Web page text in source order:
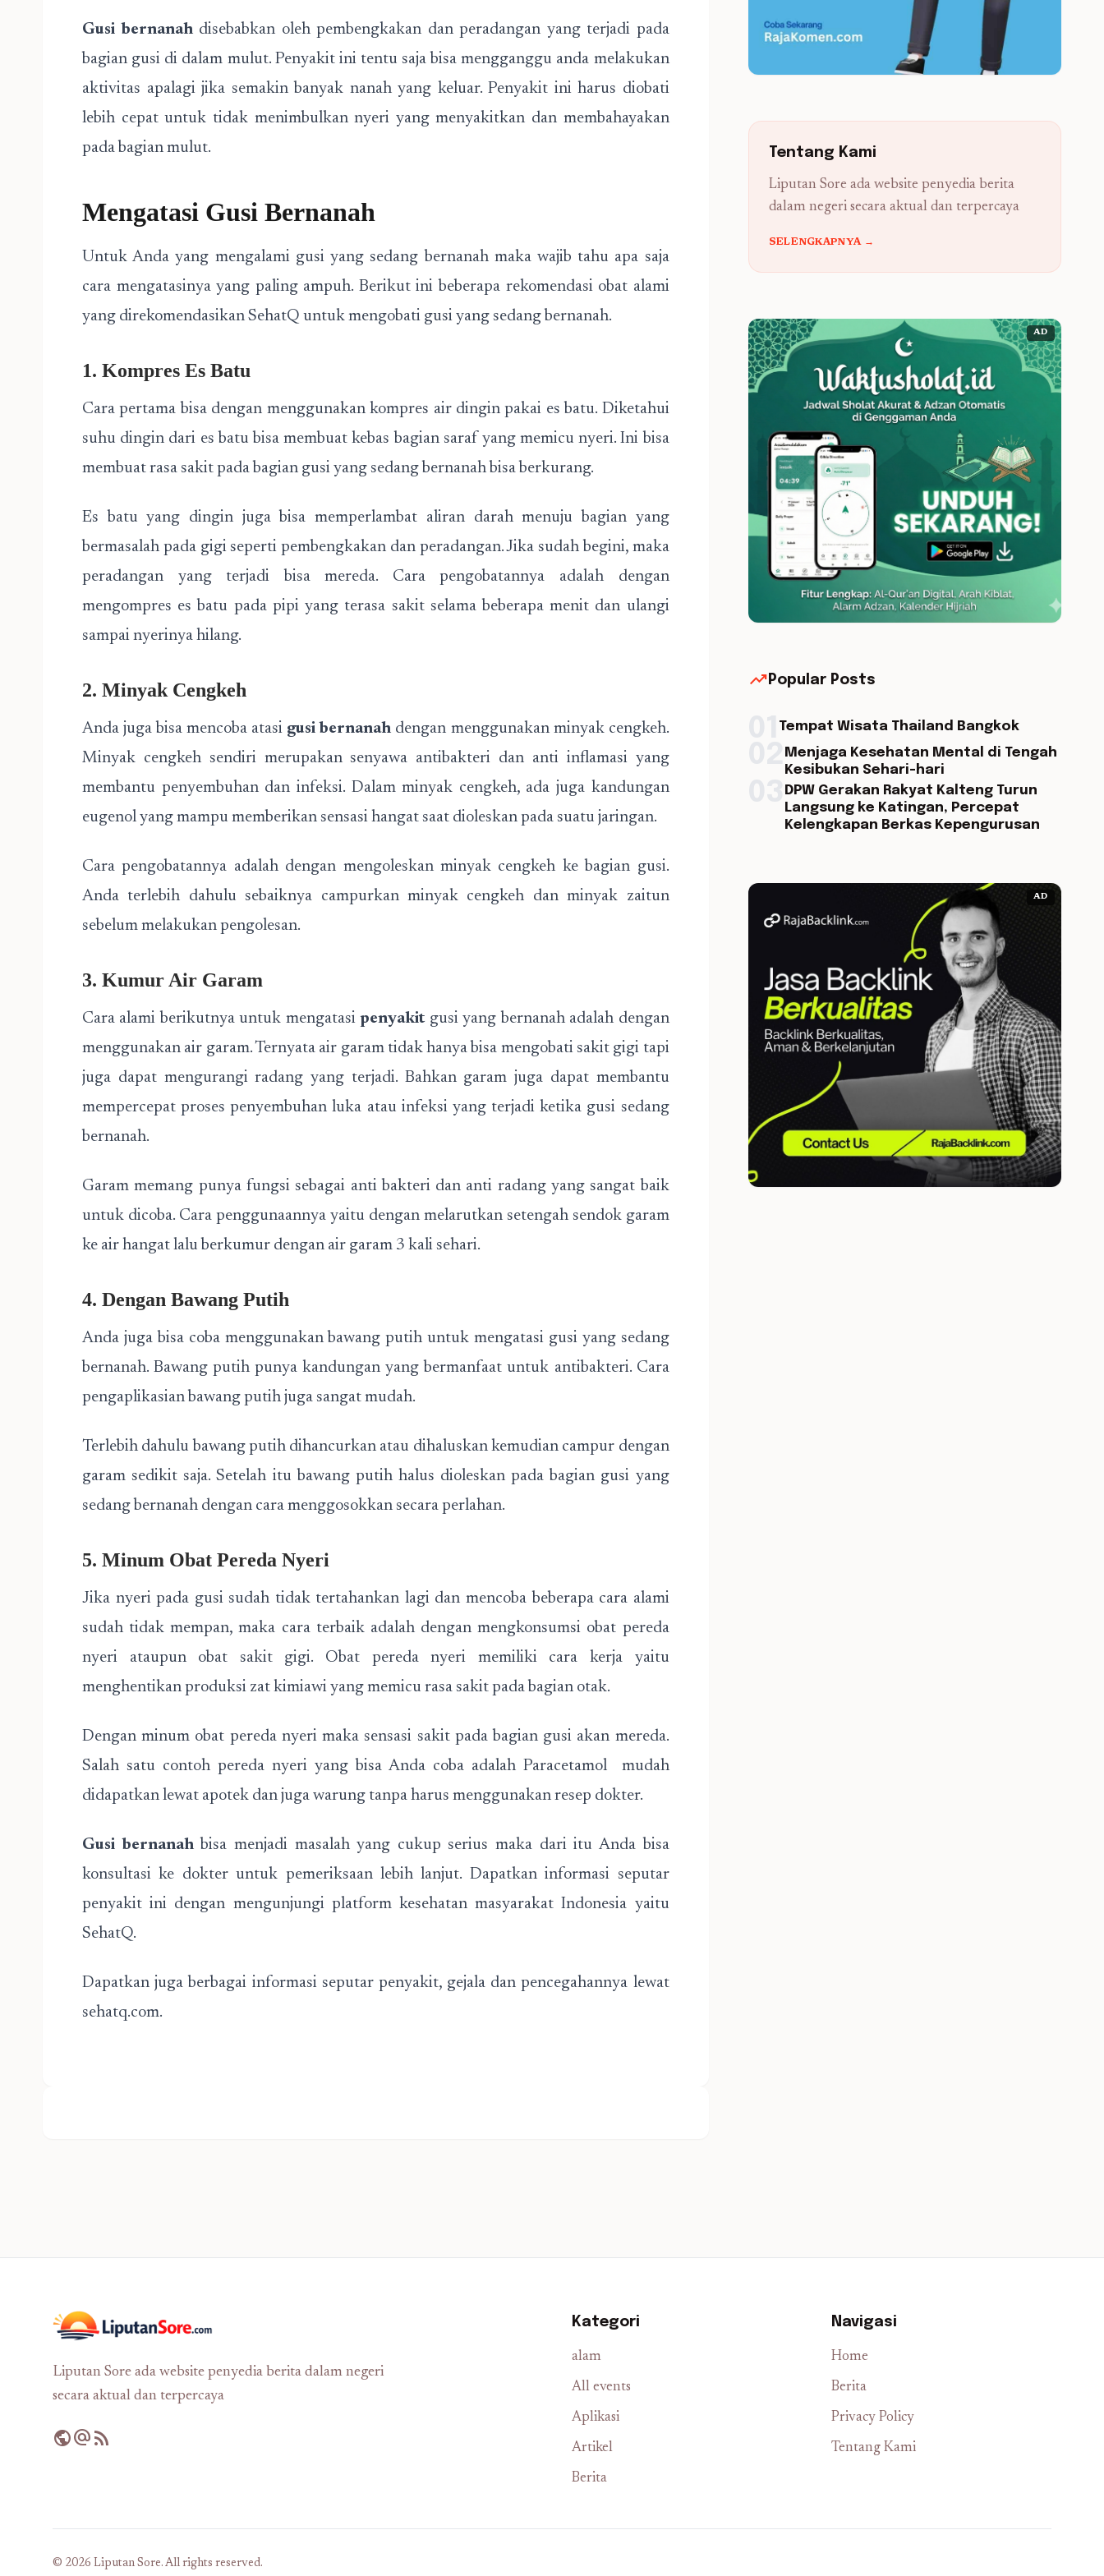
Gusi bernanahdisebabkan oleh pembengkakan dan peradangan yang terjadi pada
bagian gusi di dalam mulut. Penyakit ini tentu saja bisa mengganggu anda melakukan
aktivitas apalagi jika semakin banyak nanah yang keluar. Penyakit ini harus diobati
lebih cepat untuk tidak menimbulkan nyeri yang menyakitkan dan membahayakan
pada bagian mulut.
Mengatasi Gusi Bernanah
Untuk Anda yang mengalami gusi yang sedang bernanah maka wajib tahu apa saja
cara mengatasinya yang paling ampuh. Berikut ini beberapa rekomendasi obat alami
yang direkomendasikan SehatQ untuk mengobati gusi yang sedang bernanah.
1. Kompres Es Batu
Cara pertama bisa dengan menggunakan kompres air dingin pakai es batu. Diketahui
suhu dingin dari es batu bisa membuat kebas bagian saraf yang memicu nyeri. Ini bisa
membuat rasa sakit pada bagian gusi yang sedang bernanah bisa berkurang.
Es batu yang dingin juga bisa memperlambat aliran darah menuju bagian yang
bermasalah pada gigi seperti pembengkakan dan peradangan. Jika sudah begini, maka
peradangan yang terjadi bisa mereda. Cara pengobatannya adalah dengan
mengompres es batu pada pipi yang terasa sakit selama beberapa menit dan ulangi
sampai nyerinya hilang.
2. Minyak Cengkeh
Anda juga bisa mencoba atasi gusi bernanah dengan menggunakan minyak cengkeh.
Minyak cengkeh sendiri merupakan senyawa antibakteri dan anti inflamasi yang
membantu penyembuhan dan infeksi. Dalam minyak cengkeh, ada juga kandungan
eugenol yang mampu memberikan sensasi hangat saat dioleskan pada suatu jaringan.
Cara pengobatannya adalah dengan mengoleskan minyak cengkeh ke bagian gusi.
Anda terlebih dahulu sebaiknya campurkan minyak cengkeh dan minyak zaitun
sebelum melakukan pengolesan.
3. Kumur Air Garam
Cara alami berikutnya untuk mengatasipenyakitgusi yang bernanah adalah dengan
menggunakan air garam. Ternyata air garam tidak hanya bisa mengobati sakit gigi tapi
juga dapat mengurangi radang yang terjadi. Bahkan garam juga dapat membantu
mempercepat proses penyembuhan luka atau infeksi yang terjadi ketika gusi sedang
bernanah.
Garam memang punya fungsi sebagai anti bakteri dan anti radang yang sangat baik
untuk dicoba. Cara penggunaannya yaitu dengan melarutkan setengah sendok garam
ke air hangat lalu berkumur dengan air garam 3 kali sehari.
4. Dengan Bawang Putih
Anda juga bisa coba menggunakan bawang putih untuk mengatasi gusi yang sedang
bernanah. Bawang putih punya kandungan yang bermanfaat untuk antibakteri. Cara
pengaplikasian bawang putih juga sangat mudah.
Terlebih dahulu bawang putih dihancurkan atau dihaluskan kemudian campur dengan
garam sedikit saja. Setelah itu bawang putih halus dioleskan pada bagian gusi yang
sedang bernanah dengan cara menggosokkan secara perlahan.
5. Minum Obat Pereda Nyeri
Jika nyeri pada gusi sudah tidak tertahankan lagi dan mencoba beberapa cara alami
sudah tidak mempan, maka cara terbaik adalah dengan mengkonsumsi obat pereda
nyeri ataupun obat sakit gigi. Obat pereda nyeri memiliki cara kerja yaitu
menghentikan produksi zat kimiawi yang memicu rasa sakit pada bagian otak.
Dengan minum obat pereda nyeri maka sensasi sakit pada bagian gusi akan mereda.
Salah satu contoh pereda nyeri yang bisa Anda coba adalah Paracetamol mudah
didapatkan lewat apotek dan juga warung tanpa harus menggunakan resep dokter.
Gusi bernanahbisa menjadi masalah yang cukup serius maka dari itu Anda bisa
konsultasi ke dokter untuk pemeriksaan lebih lanjut. Dapatkan informasi seputar
penyakit ini dengan mengunjungi platform kesehatan masyarakat Indonesia yaitu
SehatQ.
Dapatkan juga berbagai informasi seputar penyakit, gejala dan pencegahannya lewat
sehatq.com.
Tentang Kami
Liputan Sore ada website penyedia berita
dalam negeri secara aktual dan terpercaya
SELENGKAPNYA →
AD
trending_up Popular Posts
Tempat Wisata Thailand Bangkok
Menjaga Kesehatan Mental di Tengah
Kesibukan Sehari-hari
DPW Gerakan Rakyat Kalteng Turun
Langsung ke Katingan, Percepat
Kelengkapan Berkas Kepengurusan
AD
Liputan Sore ada website penyedia berita dalam negeri
secara aktual dan terpercaya
publicalternate_emailrss_feed
Kategori
alam
All events
Aplikasi
Artikel
Berita
Navigasi
Home
Berita
Privacy Policy
Tentang Kami
© 2026 Liputan Sore. All rights reserved.